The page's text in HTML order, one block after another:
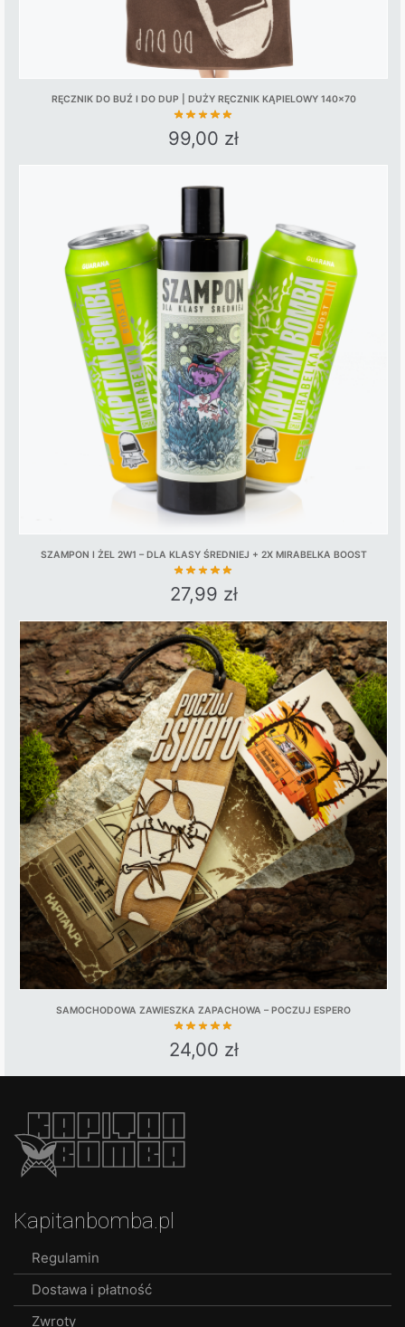
RĘCZNIK DO BUŹ I DO DUP | DUŻY RĘCZNIK KĄPIELOWY 140×70
99,00 zł
SZAMPON I ŻEL 2W1 – DLA KLASY ŚREDNIEJ + 2X MIRABELKA BOOST
27,99 zł
SAMOCHODOWA ZAWIESZKA ZAPACHOWA – POCZUJ ESPERO
24,00 zł
Kapitanbomba.pl
Regulamin
Dostawa i płatność
Zwroty